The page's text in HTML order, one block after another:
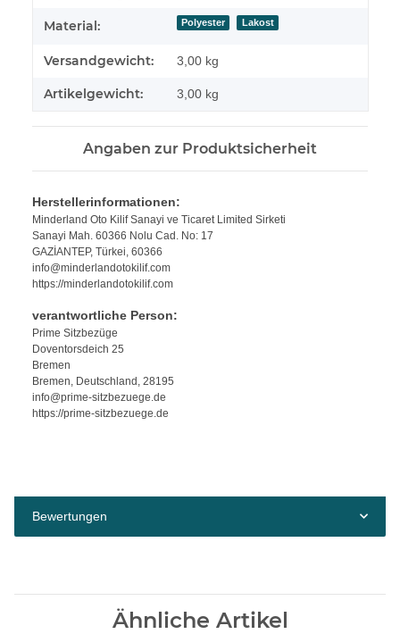
Material: Polyester Lakost
Versandgewicht: 3,00 kg
Artikelgewicht: 3,00 kg
Angaben zur Produktsicherheit
Herstellerinformationen:
Minderland Oto Kilif Sanayi ve Ticaret Limited Sirketi
Sanayi Mah. 60366 Nolu Cad. No: 17
GAZİANTEP, Türkei, 60366
info@minderlandotokilif.com
https://minderlandotokilif.com
verantwortliche Person:
Prime Sitzbezüge
Doventorsdeich 25
Bremen
Bremen, Deutschland, 28195
info@prime-sitzbezuege.de
https://prime-sitzbezuege.de
Bewertungen
Ähnliche Artikel